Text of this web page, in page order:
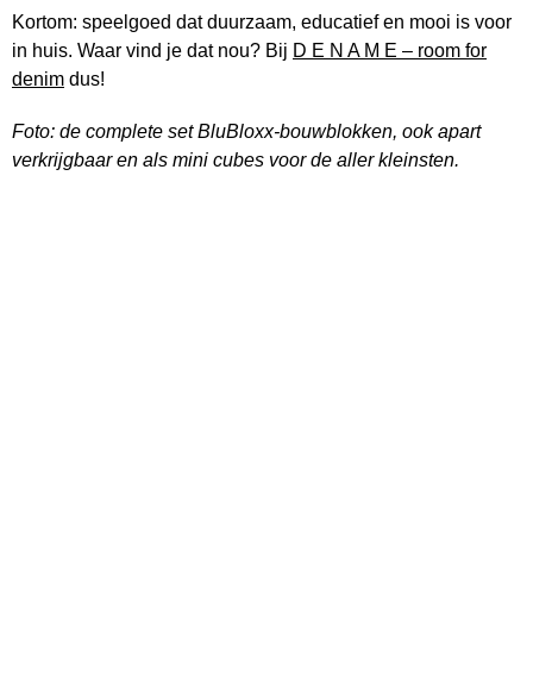
Kortom: speelgoed dat duurzaam, educatief en mooi is voor
in huis. Waar vind je dat nou? Bij D E N A M E – room for
denim dus!
Foto: de complete set BluBloxx-bouwblokken, ook apart
verkrijgbaar en als mini cubes voor de aller kleinsten.